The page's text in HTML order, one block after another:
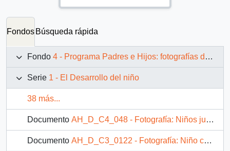
Fondos Búsqueda rápida
Fondo 4 - Programa Padres e Hijos: fotografías de Juan Maino
Serie 1 - El Desarrollo del niño
38 más...
Documento AH_D_C4_048 - Fotografía: Niños jugando a las bolitas
Documento AH_D_C3_0122 - Fotografía: Niño con una guitarra de juguete